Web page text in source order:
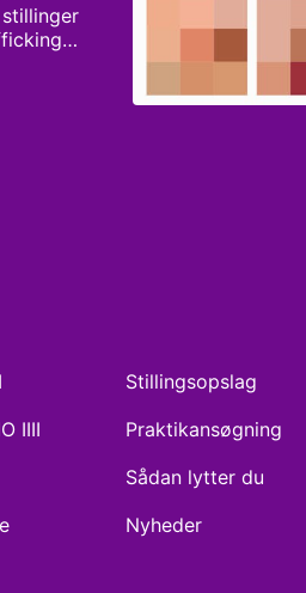
IIII
Stillingsopslag
Praktikansøgning
Sådan lytter du
Nyheder